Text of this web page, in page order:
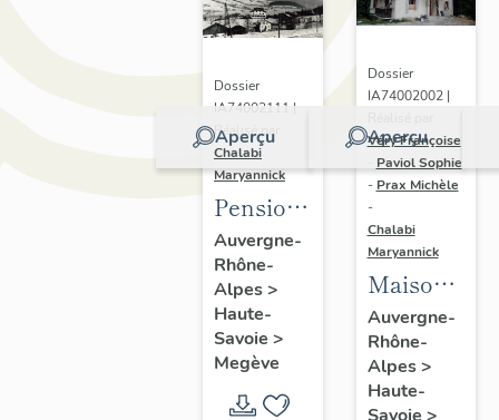
Aperçu
Dossier
IA74002111 |
Réalisé par
Chalabi
Maryannick
Pensionnats :
maisons
d'enfants
Auvergne-
Rhône-
Alpes>
Haute-
Savoie >
Megève
Aperçu
Dossier
IA74002002 |
Véry Françoise
Paviol Sophie
- Prax Michèle
-
Chalabi
Maryannick
Maisons,
dites
chalets
Auvergne-
Rhône-
Alpes>
Haute-
Savoie >